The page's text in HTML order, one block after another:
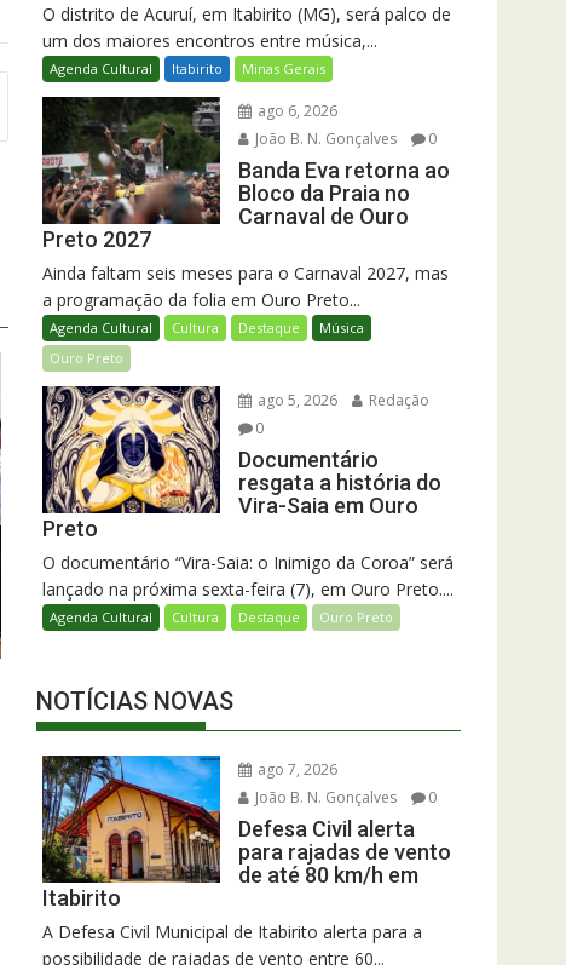
O distrito de Acuruí, em Itabirito (MG), será palco de
um dos maiores encontros entre música,...
Agenda Cultural Itabirito Minas Gerais
ago 6, 2026
João B. N. Gonçalves
0
Banda Eva retorna ao
Bloco da Praia no
Carnaval de Ouro
Preto 2027
Ainda faltam seis meses para o Carnaval 2027, mas
a programação da folia em Ouro Preto...
Agenda Cultural Cultura Destaque
Música
Ouro Preto
ago 5, 2026
Redação
0
Documentário
resgata a história do
Vira-Saia em Ouro
Preto
O documentário “Vira-Saia: o Inimigo da Coroa” será
lançado na próxima sexta-feira (7), em Ouro Preto....
Agenda Cultural Cultura Destaque Ouro Preto
NOTÍCIAS NOVAS
ago 7, 2026
João B. N. Gonçalves
0
Defesa Civil alerta
para rajadas de vento
de até 80 km/h em
Itabirito
A Defesa Civil Municipal de Itabirito alerta para a
possibilidade de rajadas de vento entre 60...